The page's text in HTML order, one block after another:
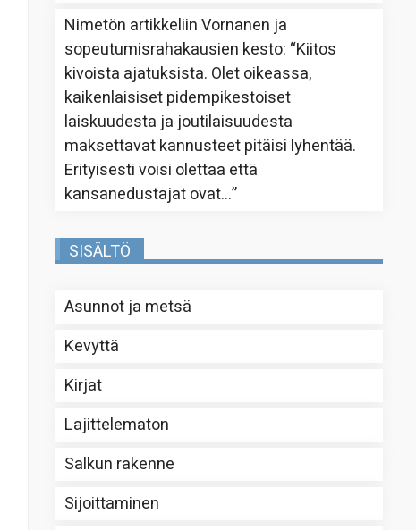
Nimetön artikkeliinVornanen ja
sopeutumisrahakausien kesto: “Kiitos
kivoista ajatuksista. Olet oikeassa,
kaikenlaisiset pidempikestoiset
laiskuudesta ja joutilaisuudesta
maksettavat kannusteet pitäisi lyhentää.
Erityisesti voisi olettaa että
kansanedustajat ovat…”
SISÄLTÖ
Asunnot ja metsä
Kevyttä
Kirjat
Lajittelematon
Salkun rakenne
Sijoittaminen